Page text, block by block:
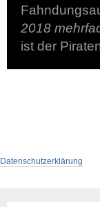
2018
ist der
Datenschutzerklärung